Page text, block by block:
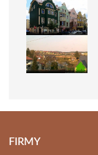
FIRMY